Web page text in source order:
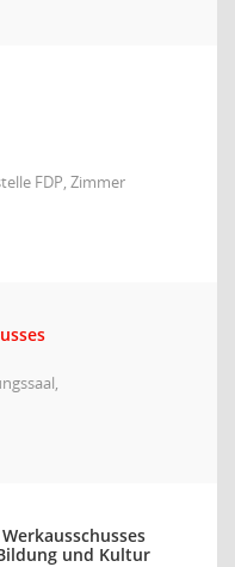
FDP, Zimmer
und Kultur